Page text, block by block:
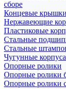
сборе
Концевые крышки
Нержавеющие
Пластиковые
Стальные
Стальные
Чугунные
Опорные ролики
Опорные ролики
Опорные ролики